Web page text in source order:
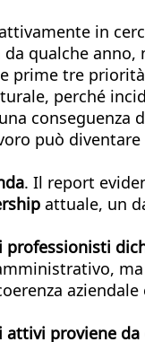
in
qualche
tre
perché
può
. Il report
attuale, un
professionisti
attivi proviene